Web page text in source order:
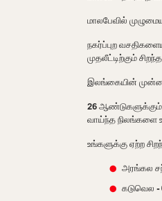
மாலபேவில்
நகர்ப்புற
முதலீட்டிற்கும்
இலங்கையின்
26
வாய்ந்த நிலங்களை
உங்களுக்கு ஏற்ற
அரங்கல
கடுவெல -